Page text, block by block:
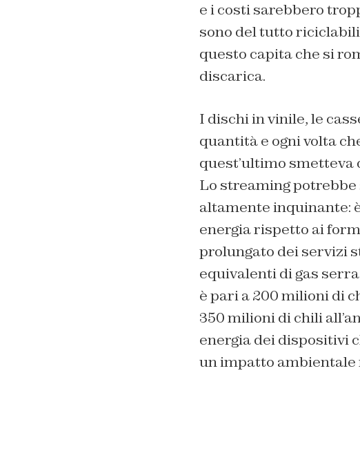
e i costi sarebbero
sono del tutto
questo capita che si
discarica.
I dischi in vinile, le
quantità e ogni volta
quest’ultimo
Lo streaming potrebbe
altamente inquinante:
energia rispetto ai
prolungato dei servizi
equivalenti di gas
è pari a 200 milioni di
350 milioni di chili
energia dei dispositivi
un impatto ambientale